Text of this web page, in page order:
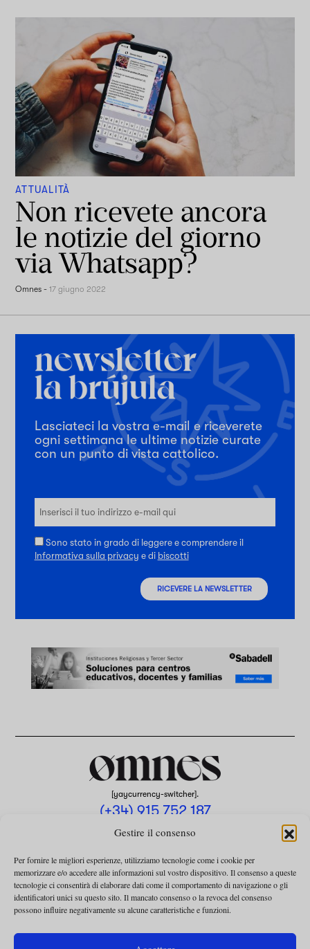
Gestire il consenso
Per fornire le migliori esperienze, utilizziamo tecnologie come i cookie per
memorizzare e/o accedere alle informazioni sul vostro dispositivo. Il consenso a queste
tecnologie ci consentirà di elaborare dati come il comportamento di navigazione o gli
identificatori unici su questo sito. Il mancato consenso o la revoca del consenso
possono influire negativamente su alcune caratteristiche e funzioni.
ATTUALITÀ
Non ricevete ancora
le notizie del giorno
via Whatsapp?
Omnes -17 giugno 2022
Lasciateci la vostra e-mail e riceverete
ogni settimana le ultime notizie curate
con un punto di vista cattolico.
Sono stato in grado di leggere e comprendere il
Informativa sulla privacy e di biscotti
RICEVERE LA NEWSLETTER
[yaycurrency-switcher].
(+34) 915 752 187
omnes@omnesmag.com
INFORMATIVA SULLA PRIVACY